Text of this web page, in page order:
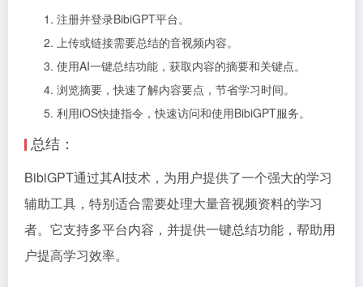
注册并登录BibiGPT平台。
上传或链接需要总结的音视频内容。
使用AI一键总结功能，获取内容的摘要和关键点。
浏览摘要，快速了解内容要点，节省学习时间。
利用iOS快捷指令，快速访问和使用BibiGPT服务。
总结：
BibiGPT通过其AI技术，为用户提供了一个强大的学习
辅助工具，特别适合需要处理大量音视频资料的学习
者。它支持多平台内容，并提供一键总结功能，帮助用
户提高学习效率。